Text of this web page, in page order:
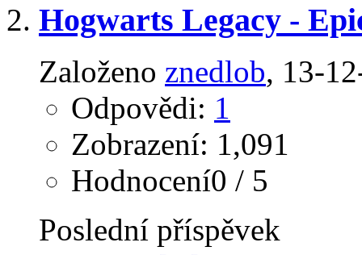
Hogwarts Legacy -
Založeno znedlob‎, 13-
Odpovědi: 1
Zobrazení: 1,091
Hodnocení0 / 5
Poslední příspěvek